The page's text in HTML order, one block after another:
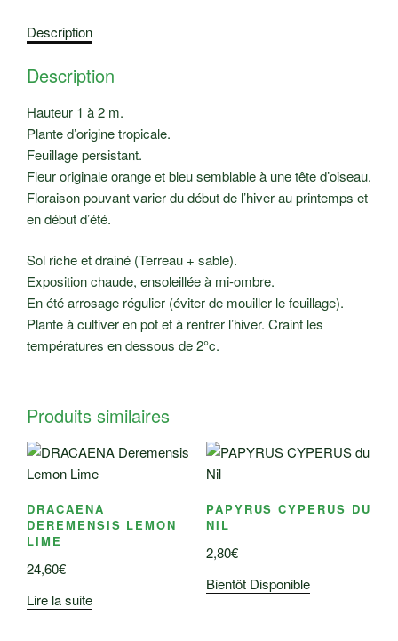
Description
Description
Hauteur 1 à 2 m.
Plante d’origine tropicale.
Feuillage persistant.
Fleur originale orange et bleu semblable à une tête d’oiseau.
Floraison pouvant varier du début de l’hiver au printemps et
en début d’été.
Sol riche et drainé (Terreau + sable).
Exposition chaude, ensoleillée à mi-ombre.
En été arrosage régulier (éviter de mouiller le feuillage).
Plante à cultiver en pot et à rentrer l’hiver. Craint les
températures en dessous de 2°c.
Produits similaires
DRACAENA
DEREMENSIS LEMON
LIME
24,60€
Lire la suite
PAPYRUS CYPERUS DU
NIL
2,80€
Bientôt Disponible